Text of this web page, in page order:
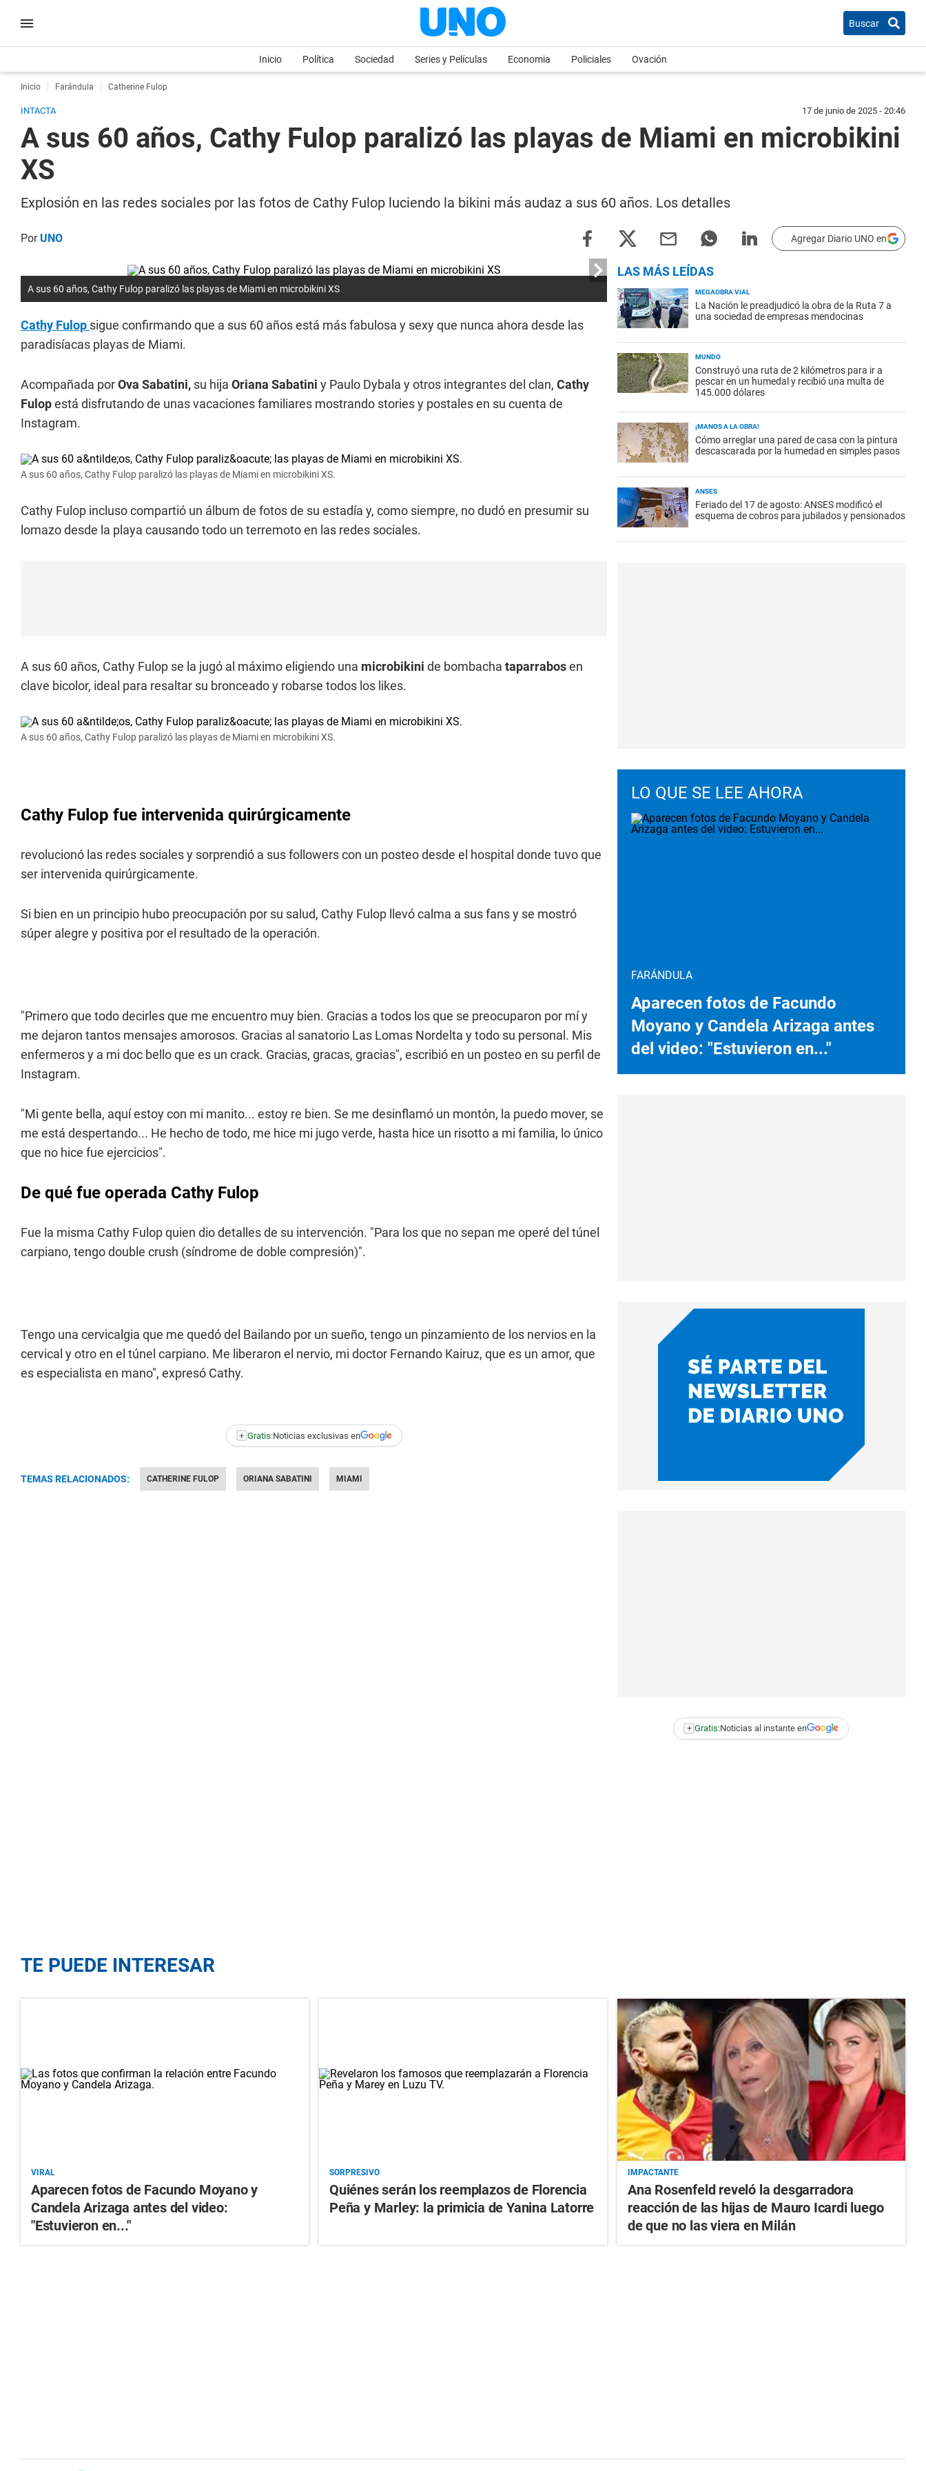
Buscar
Inicio Política Sociedad Series y Películas Economia Policiales Ovación
Inicio Farándula Catherine Fulop
INTACTA 17 de junio de 2025 - 20:46
A sus 60 años, Cathy Fulop paralizó las playas de Miami en microbikini
XS
Explosión en las redes sociales por las fotos de Cathy Fulop luciendo la bikini más audaz a sus 60 años. Los detalles
PorUNO Agregar Diario UNO en
A sus 60 años, Cathy Fulop paralizó las playas de Miami en microbikini XS
Cathy Fulop sigue confirmando que a sus 60 años está más fabulosa y sexy que nunca ahora desde las
paradisíacas playas de Miami.
Acompañada porOva Sabatini, su hija Oriana Sabatini y Paulo Dybala y otros integrantes del clan, Cathy
Fulopestá disfrutando de unas vacaciones familiares mostrando stories y postales en su cuenta de
Instagram.
A sus 60 años, Cathy Fulop paralizó las playas de Miami en microbikini XS.
Cathy Fulop incluso compartió un álbum de fotos de su estadía y, como siempre, no dudó en presumir su
lomazo desde la playa causando todo un terremoto en las redes sociales.
A sus 60 años, Cathy Fulop se la jugó al máximo eligiendo una microbikini de bombacha taparrabosen
clave bicolor, ideal para resaltar su bronceado y robarse todos los likes.
A sus 60 años, Cathy Fulop paralizó las playas de Miami en microbikini XS.
Cathy Fulop fue intervenida quirúrgicamente
revolucionó las redes sociales y sorprendió a sus followers con un posteo desde el hospital donde tuvo que
ser intervenida quirúrgicamente.
Si bien en un principio hubo preocupación por su salud, Cathy Fulop llevó calma a sus fans y se mostró
súper alegre y positiva por el resultado de la operación.
"Primero que todo decirles que me encuentro muy bien. Gracias a todos los que se preocuparon por mí y
me dejaron tantos mensajes amorosos. Gracias al sanatorio Las Lomas Nordelta y todo su personal. Mis
enfermeros y a mi doc bello que es un crack. Gracias, gracas, gracias", escribió en un posteo en su perfil de
Instagram.
"Mi gente bella, aquí estoy con mi manito... estoy re bien. Se me desinflamó un montón, la puedo mover, se
me está despertando... He hecho de todo, me hice mi jugo verde, hasta hice un risotto a mi familia, lo único
que no hice fue ejercicios".
De qué fue operada Cathy Fulop
Fue la misma Cathy Fulop quien dio detalles de su intervención. "Para los que no sepan me operé del túnel
carpiano, tengo double crush (síndrome de doble compresión)".
Tengo una cervicalgia que me quedó del Bailando por un sueño, tengo un pinzamiento de los nervios en la
cervical y otro en el túnel carpiano. Me liberaron el nervio, mi doctor Fernando Kairuz, que es un amor, que
es especialista en mano", expresó Cathy.
+ Gratis:Noticias exclusivas en
TEMAS RELACIONADOS: CATHERINE FULOP ORIANA SABATINI MIAMI
LAS MÁS LEÍDAS
MEGAOBRA VIAL
La Nación le preadjudicó la obra de la Ruta 7 a
una sociedad de empresas mendocinas
MUNDO
Construyó una ruta de 2 kilómetros para ir a
pescar en un humedal y recibió una multa de
145.000 dólares
¡MANOS A LA OBRA!
Cómo arreglar una pared de casa con la pintura
descascarada por la humedad en simples pasos
ANSES
Feriado del 17 de agosto: ANSES modificó el
esquema de cobros para jubilados y pensionados
LO QUE SE LEE AHORA
FARÁNDULA
Aparecen fotos de Facundo
Moyano y Candela Arizaga antes
del video: "Estuvieron en..."
+ Gratis:Noticias al instante en
TE PUEDE INTERESAR
VIRAL
Aparecen fotos de Facundo Moyano y
Candela Arizaga antes del video:
"Estuvieron en..."
SORPRESIVO
Quiénes serán los reemplazos de Florencia
Peña y Marley: la primicia de Yanina Latorre
IMPACTANTE
Ana Rosenfeld reveló la desgarradora
reacción de las hijas de Mauro Icardi luego
de que no las viera en Milán